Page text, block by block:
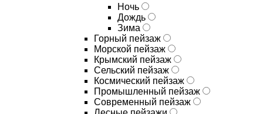
Ночь
Дождь
Зима
Горный пейзаж
Морской пейзаж
Крымский пейзаж
Сельский пейзаж
Космический пейзаж
Промышленный пейзаж
Современный пейзаж